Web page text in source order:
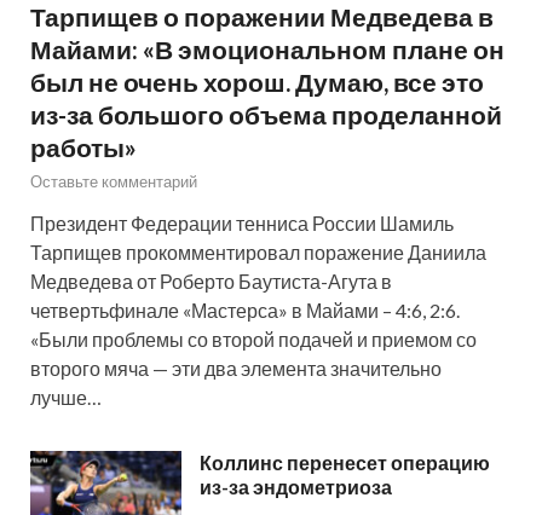
Тарпищев о поражении Медведева в
Майами: «В эмоциональном плане он
был не очень хорош. Думаю, все это
из-за большого объема проделанной
работы»
Оставьте комментарий
Президент Федерации тенниса России Шамиль
Тарпищев прокомментировал поражение Даниила
Медведева от Роберто Баутиста-Агута в
четвертьфинале «Мастерса» в Майами – 4:6, 2:6.
«Были проблемы со второй подачей и приемом со
второго мяча — эти два элемента значительно
лучше…
Коллинс перенесет операцию
из-за эндометриоза